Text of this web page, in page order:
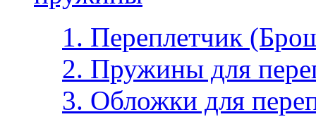
1. Переплетчик
2. Пружины для
3. Обложки для